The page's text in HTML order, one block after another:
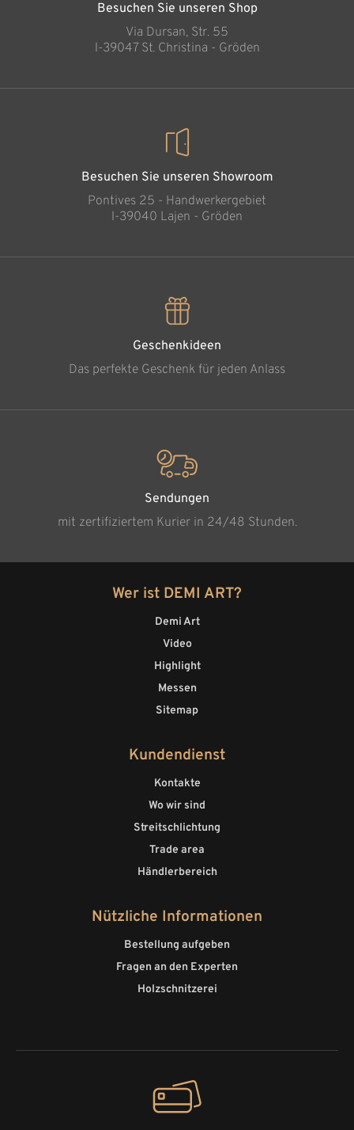
Besuchen Sie unseren Shop
Via Dursan, Str. 55
l-39047 St. Christina - Gröden
Besuchen Sie unseren Showroom
Pontives 25 - Handwerkergebiet
l-39040 Lajen - Gröden
Geschenkideen
Das perfekte Geschenk für jeden Anlass
Sendungen
mit zertifiziertem Kurier in 24/48 Stunden.
Wer ist DEMI ART?
Demi Art
Video
Highlight
Messen
Sitemap
Kundendienst
Kontakte
Wo wir sind
Streitschlichtung
Trade area
Händlerbereich
Nützliche Informationen
Bestellung aufgeben
Fragen an den Experten
Holzschnitzerei